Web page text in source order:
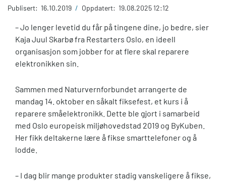
Publisert: 16.10.2019 / Oppdatert: 19.08.2025 12:12
– Jo lenger levetid du får på tingene dine, jo bedre, sier
Kaja Juul Skarbø fra Restarters Oslo, en ideell
organisasjon som jobber for at flere skal reparere
elektronikken sin.
Sammen med Naturvernforbundet arrangerte de
mandag 14. oktober en såkalt fiksefest, et kurs i å
reparere småelektronikk. Dette ble gjort i samarbeid
med Oslo europeisk miljøhovedstad 2019 og ByKuben.
Her fikk deltakerne lære å fikse smarttelefoner og å
lodde.
– I dag blir mange produkter stadig vanskeligere å fikse,